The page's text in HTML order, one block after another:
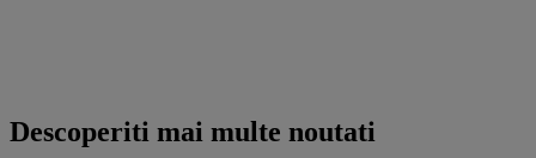
Descoperiti mai multe noutati